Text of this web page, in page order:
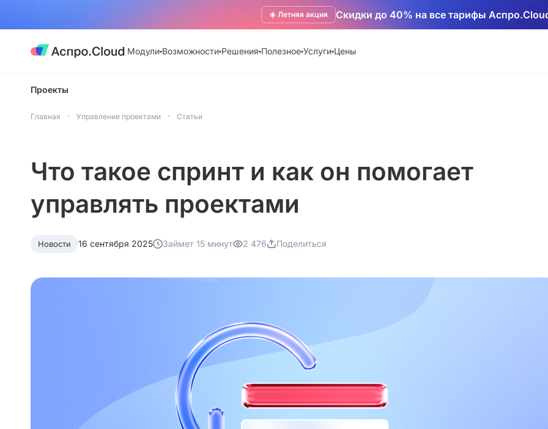
☀️ Летняя акция Скидки до 40% на все тарифы
Модули Возможности Решения Полезное Услуги Цены
Проекты
Главная Управление проектами Статьи
Что такое спринт и как он помогает
управлять проектами
Новости 16 сентября 2025 Займет 15 минут 2 476 Поделиться